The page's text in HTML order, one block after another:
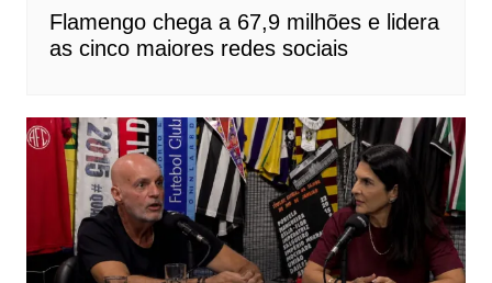
Flamengo chega a 67,9 milhões e lidera
as cinco maiores redes sociais